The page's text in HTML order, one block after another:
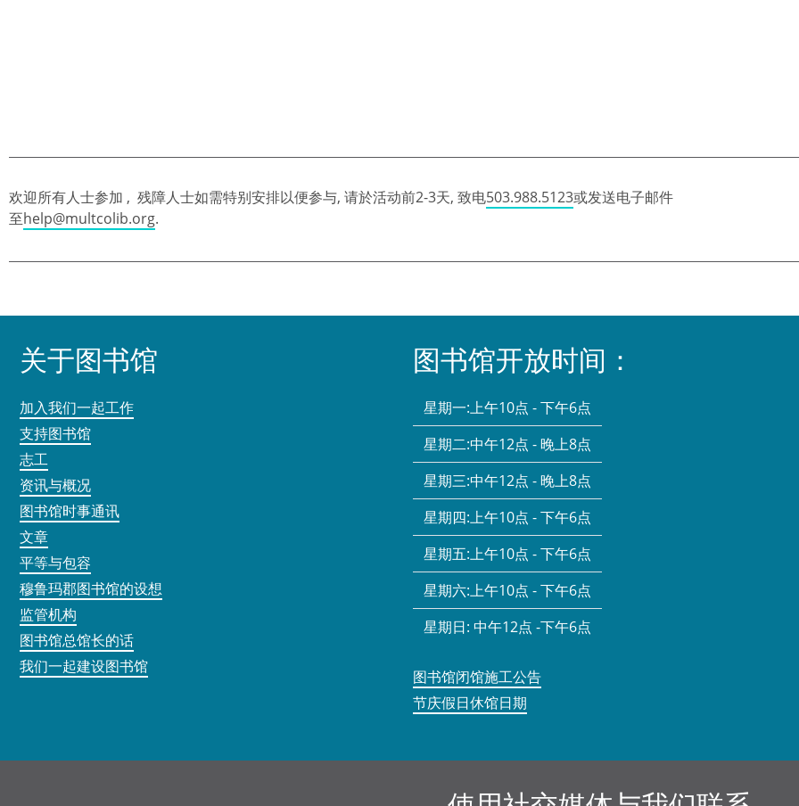
欢迎所有人士参加 , 残障人士如需特别安排以便参与, 请於活动前2-3天, 致电503.988.5123或发送电子邮件
至help@multcolib.org.
关于图书馆
加入我们一起工作
支持图书馆
志工
资讯与概况
图书馆时事通讯
文章
平等与包容
穆鲁玛郡图书馆的设想
监管机构
图书馆总馆长的话
我们一起建设图书馆
图书馆开放时间：
星期一:上午10点 - 下午6点
星期二:中午12点 - 晚上8点
星期三:中午12点 - 晚上8点
星期四:上午10点 - 下午6点
星期五:上午10点 - 下午6点
星期六:上午10点 - 下午6点
星期日: 中午12点 -下午6点
图书馆闭馆施工公告
节庆假日休馆日期